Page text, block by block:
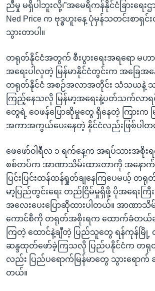
ညီမှု မရှိပါဘူးလို့၊”အမေရိကန်နိုင်ငံခြားရေးဌ
Ned Price က ဗုဒ္ဓဟူးနေ့ ပုံမှန်သတင်းစာရှင်
သွားတာပါ။
တရုတ်နိုင်ငံအတွက် စီးပွားရေးအရရော မဟာ
အရေးပါလှတဲ့ မြန်မာနိုင်ငံတွင်းက အခြေအ
တရုတ်နိုင်ငံ အစဉ်အလာအတိုင်း သံသယနဲ့ သ
ကြည့်နေသလို မြန်မာ့အရေးနဲ့ပတ်သက်လာရ
တွေရဲ့ ဝေဖန်ပြောဆိုမှုတွေ ရှိနေတဲ့ ကြားက မ
အကာအကွယ်ပေးနေတဲ့ နိုင်ငံလည်းဖြစ်ပါတ
ဖေဖော်ဝါရီလ ၁ ရက်နေ့က အရပ်သားအစိုးရ
စစ်တပ်က အာဏာသိမ်းထားတာကို အနော
ပြင်းပြင်းထန်ထန်ရှုတ်ချနေကြပေမယ့် တရု
မာ့ပြည်တွင်းရေး တည်ငြိမ်မှုရှိဖို့ ပိုအရေး
အလေးပေးပြောဆိုထားပါတယ်။ အာဏာသိမ်
ကောင်စီကို တရုတ်အစိုးရက ထောက်ခံတယ်ဆိုပ
ကြတဲ့ ထောင်နဲ့ချီတဲ့ ပြည်သူတွေ ရန်ကုန်မ
ဆန္ဒထုတ်ဖော်ခဲ့ကြသလို ပြည်ပနိုင်ငံက တရု
လည်း ပြည်ပရောက်မြန်မာတွေ သွားရောက် ဆ
တယ်။